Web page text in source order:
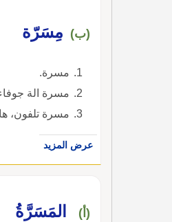
(ب) مِسَرّة
مسرة.
مسرة الة
مسرة تلفون،
عرض المزيد
(أ) المَسَرَّةُ